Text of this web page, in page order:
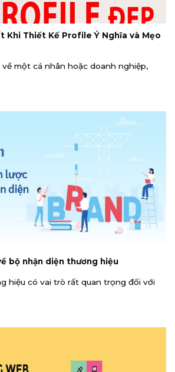
Khi Thiết Kế Profile Ý Nghĩa và Mẹo
một cá nhân hoặc doanh nghiệp,
bộ nhận diện thương hiệu
hiệu có vai trò rất quan trọng đối với